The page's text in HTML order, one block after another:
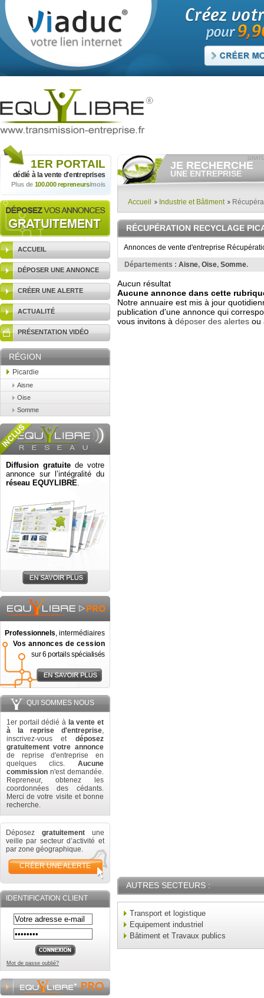
1ER PORTAIL
dédié à la vente d'entreprises
Plus de 100.000 repreneurs/mois
ACCUEIL
DÉPOSER UNE ANNONCE
CRÉER UNE ALERTE
ACTUALITÉ
PRÉSENTATION VIDÉO
RÉGION
Picardie
Aisne
Oise
Somme
Diffusion gratuite de votre
annonce sur l’intégralité du
réseau EQUYLIBRE.
Professionnels, intermédiaires
Vos annonces de cession
sur 6 portails spécialisés
QUI SOMMES NOUS
1er portail dédié à la vente et
à la reprise d'entreprise,
inscrivez-vous et déposez
gratuitement votre annonce
de reprise d'entreprise en
quelques clics. Aucune
commission n'est demandée.
Repreneur, obtenez les
coordonnées des cédants.
Merci de votre visite et bonne
recherche.
Déposez gratuitement une
veille par secteur d’activité et
par zone géographique.
CRÉER UNE ALERTE
IDENTIFICATION CLIENT
Mot de passe oublié?
JE RECHERCHE
UNE ENTREPRISE
Consulter gratuitementles
vendre.
Et/ou déposergratuitement
votre recherche d'entreprise.
RECHERCHER UNE
ANNONCE
Accueil Industrie et Bâtiment
RÉCUPÉRATION RECYCLAGE
Annonces de vente d'entreprise
Départements : Aisne, Oise, Somme.
Aucun résultat
Aucune annonce dans cette
Notre annuaire est mis à jour
publication d'une annonce qui
vous invitons à déposer des alertes ou
AUTRES SECTEURS :
Transport et logistique
Equipement industriel
Bâtiment et Travaux publics